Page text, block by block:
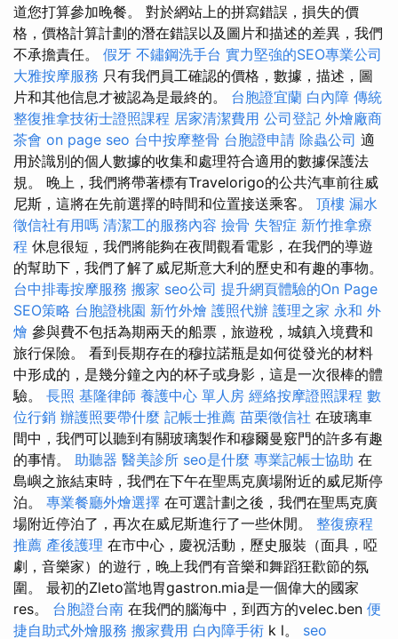
道您打算參加晚餐。 對於網站上的拼寫錯誤，損失的價
格，價格計算計劃的潛在錯誤以及圖片和描述的差異，我們
不承擔責任。 假牙 不鏽鋼洗手台 實力堅強的SEO專業公司
大雅按摩服務 只有我們員工確認的價格，數據，描述，圖
片和其他信息才被認為是最終的。 台胞證宜蘭 白內障 傳統
整復推拿技術士證照課程 居家清潔費用 公司登記 外燴廠商
茶會 on page seo 台中按摩整骨 台胞證申請 除蟲公司 適
用於識別的個人數據的收集和處理符合適用的數據保護法
規。 晚上，我們將帶著標有Travelorigo的公共汽車前往威
尼斯，這將在先前選擇的時間和位置接送乘客。 頂樓 漏水
徵信社有用嗎 清潔工的服務內容 撿骨 失智症 新竹推拿療
程 休息很短，我們將能夠在夜間觀看電影，在我們的導遊
的幫助下，我們了解了威尼斯意大利的歷史和有趣的事物。
台中排毒按摩服務 搬家 seo公司 提升網頁體驗的On Page
SEO策略 台胞證桃園 新竹外燴 護照代辦 護理之家 永和 外
燴 參與費不包括為期兩天的船票，旅遊稅，城鎮入境費和
旅行保險。 看到長期存在的穆拉諾瓶是如何從發光的材料
中形成的，是幾分鐘之內的杯子或身影，這是一次很棒的體
驗。 長照 基隆律師 養護中心 單人房 經絡按摩證照課程 數
位行銷 辦護照要帶什麼 記帳士推薦 苗栗徵信社 在玻璃車
間中，我們可以聽到有關玻璃製作和穆爾曼竅門的許多有趣
的事情。 助聽器 醫美診所 seo是什麼 專業記帳士協助 在
島嶼之旅結束時，我們在下午在聖馬克廣場附近的威尼斯停
泊。 專業餐廳外燴選擇 在可選計劃之後，我們在聖馬克廣
場附近停泊了，再次在威尼斯進行了一些休閒。 整復療程
推薦 產後護理 在市中心，慶祝活動，歷史服裝（面具，啞
劇，音樂家）的遊行，晚上我們有音樂和舞蹈狂歡節的氛
圍。 最初的Zleto當地胃gastron.mia是一個偉大的國家
res。 台胞證台南 在我們的腦海中，到西方的velec.ben 便
捷自助式外燴服務 搬家費用 白內障手術 k l。 seo